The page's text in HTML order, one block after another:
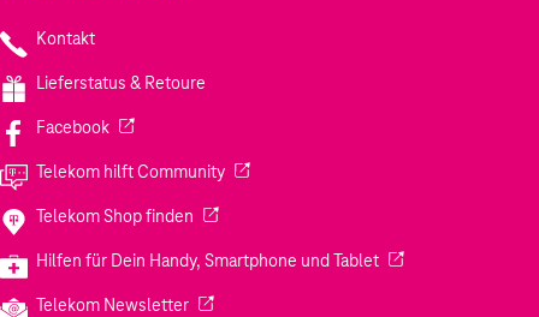
Kontakt
Lieferstatus & Retoure
Facebook(Wird in einem neuen Tab geöffnet)
Telekom hilft Community(Wird in einem neuen Tab geöffnet)
Telekom Shop finden (Wird in einem neuen Tab geöffnet)
Hilfen für Dein Handy, Smartphone und Tablet(Wird in einem
Telekom Newsletter(Wird in einem neuen Tab geöffnet)